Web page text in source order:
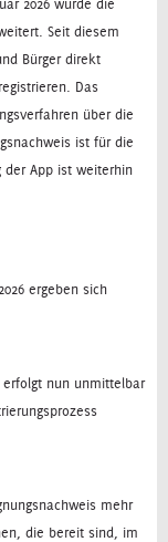
2026 wurde die
Seit diesem
Bürger direkt
Das
über die
ist für die
der App ist weiterhin
ergeben sich
erfolgt nun unmittelbar
mehr
die bereit sind, im